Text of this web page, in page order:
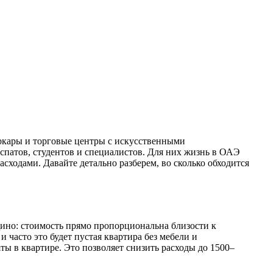
и торговые центры с искусственными
студентов и специалистов. Для них жизнь в ОАЭ
Давайте детально разберем, во сколько обходится
стоимость прямо пропорциональна близости к
это будет пустая квартира без мебели и
квартире. Это позволяет снизить расходы до 1500–